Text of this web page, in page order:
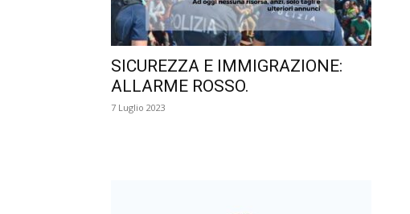
SICUREZZA E IMMIGRAZIONE:
ALLARME ROSSO.
7 Luglio 2023